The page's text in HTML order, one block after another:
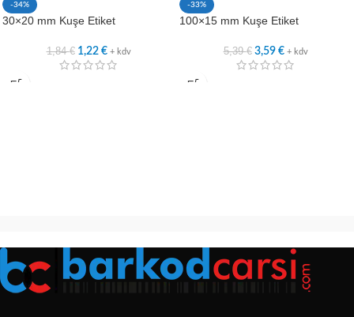
-34%
30×20 mm Kuşe Etiket
1,84€ 1,22 € + kdv
-33%
100×15 mm Kuşe Etiket
5,39€ 3,59 € + kdv